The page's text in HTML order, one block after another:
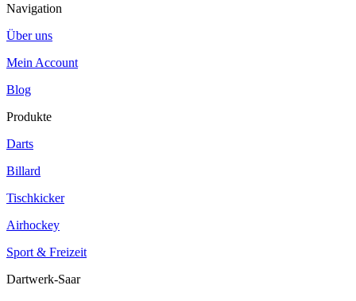
Navigation
Über uns
Mein Account
Blog
Produkte
Darts
Billard
Tischkicker
Airhockey
Sport & Freizeit
Dartwerk-Saar